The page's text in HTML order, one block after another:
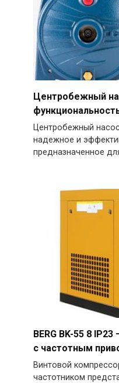
Центробежный
Центробежный
надежное и
предназначенное
BERG BK-55 8
с частотным
Винтовой
частотником